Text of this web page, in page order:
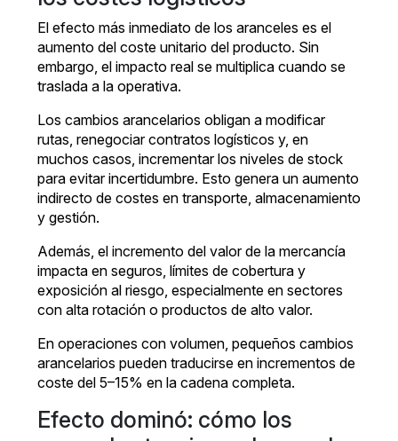
El efecto más inmediato de los aranceles es el
aumento del coste unitario del producto. Sin
embargo, el impacto real se multiplica cuando se
traslada a la operativa.
Los cambios arancelarios obligan a modificar
rutas, renegociar contratos logísticos y, en
muchos casos, incrementar los niveles de stock
para evitar incertidumbre. Esto genera un aumento
indirecto de costes en transporte, almacenamiento
y gestión.
Además, el incremento del valor de la mercancía
impacta en seguros, límites de cobertura y
exposición al riesgo, especialmente en sectores
con alta rotación o productos de alto valor.
En operaciones con volumen, pequeños cambios
arancelarios pueden traducirse en incrementos de
coste del 5–15% en la cadena completa.
Efecto dominó: cómo los